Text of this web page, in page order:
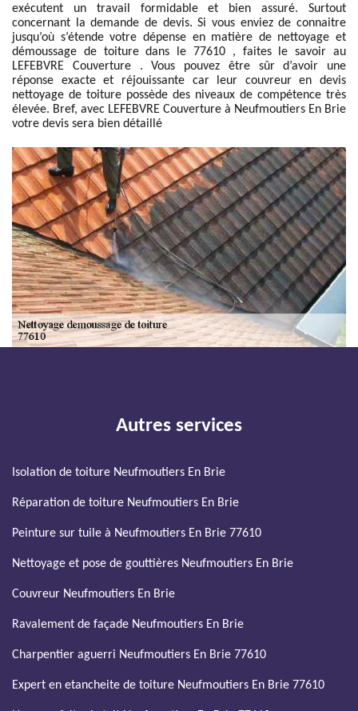
exécutent un travail formidable et bien assuré. Surtout
concernant la demande de devis. Si vous enviez de connaitre
jusqu’où s’étende votre dépense en matière de nettoyage et
démoussage de toiture dans le 77610 , faites le savoir au
LEFEBVRE Couverture . Vous pouvez être sûr d’avoir une
réponse exacte et réjouissante car leur couvreur en devis
nettoyage de toiture possède des niveaux de compétence très
élevée. Bref, avec LEFEBVRE Couverture à Neufmoutiers En Brie
votre devis sera bien détaillé
Autres services
Isolation de toiture Neufmoutiers En Brie
Réparation de toiture Neufmoutiers En Brie
Peinture sur tuile à Neufmoutiers En Brie 77610
Nettoyage et pose de gouttières Neufmoutiers En Brie
Couvreur Neufmoutiers En Brie
Ravalement de façade Neufmoutiers En Brie
Charpentier aguerri Neufmoutiers En Brie 77610
Expert en etancheite de toiture Neufmoutiers En Brie 77610